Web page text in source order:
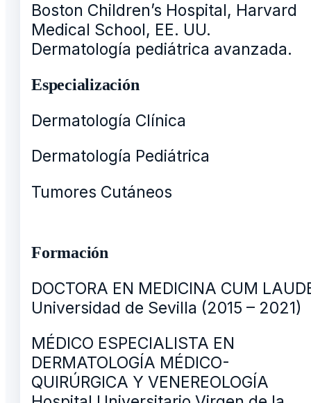
Boston Children’s Hospital, Harvard
Medical School, EE. UU.
Dermatología pediátrica avanzada.
Especialización
Dermatología Clínica
Dermatología Pediátrica
Tumores Cutáneos
Formación
DOCTORA EN MEDICINA CUM
Universidad de Sevilla (2015 – 2021)
MÉDICO ESPECIALISTA EN
DERMATOLOGÍA MÉDICO-
QUIRÚRGICA Y VENEREOLOGÍA